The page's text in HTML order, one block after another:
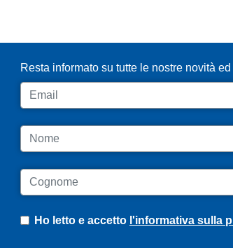
Resta informato su tutte le nostre novità
Email
Nome
Cognome
Ho letto e accetto l'informativa sulla